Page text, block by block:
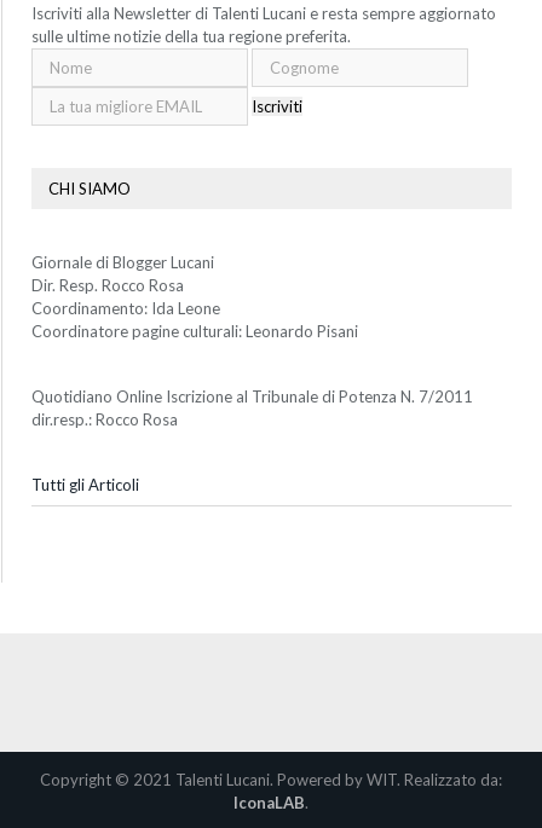
Iscriviti alla Newsletter di Talenti Lucani e resta sempre aggiornato
sulle ultime notizie della tua regione preferita.
Iscriviti
CHI SIAMO
Giornale di Blogger Lucani
Dir. Resp. Rocco Rosa
Coordinamento: Ida Leone
Coordinatore pagine culturali: Leonardo Pisani
Quotidiano Online Iscrizione al Tribunale di Potenza N. 7/2011
dir.resp.: Rocco Rosa
Tutti gli Articoli
Copyright © 2021 Talenti Lucani. Powered by WIT. Realizzato da:
IconaLAB.